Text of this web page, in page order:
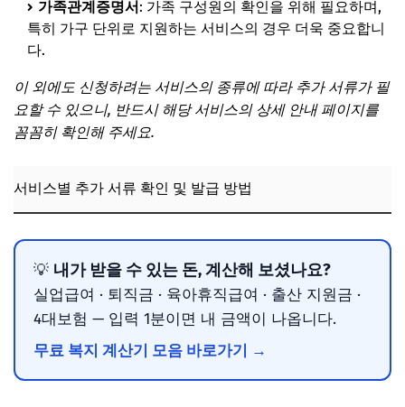
가족관계증명서: 가족 구성원의 확인을 위해 필요하며,
특히 가구 단위로 지원하는 서비스의 경우 더욱 중요합니
다.
이 외에도 신청하려는 서비스의 종류에 따라 추가 서류가 필
요할 수 있으니, 반드시 해당 서비스의 상세 안내 페이지를
꼼꼼히 확인해 주세요.
서비스별 추가 서류 확인 및 발급 방법
💡 내가 받을 수 있는 돈, 계산해 보셨나요?
실업급여 · 퇴직금 · 육아휴직급여 · 출산 지원금 ·
4대보험 — 입력 1분이면 내 금액이 나옵니다.
무료 복지 계산기 모음 바로가기 →